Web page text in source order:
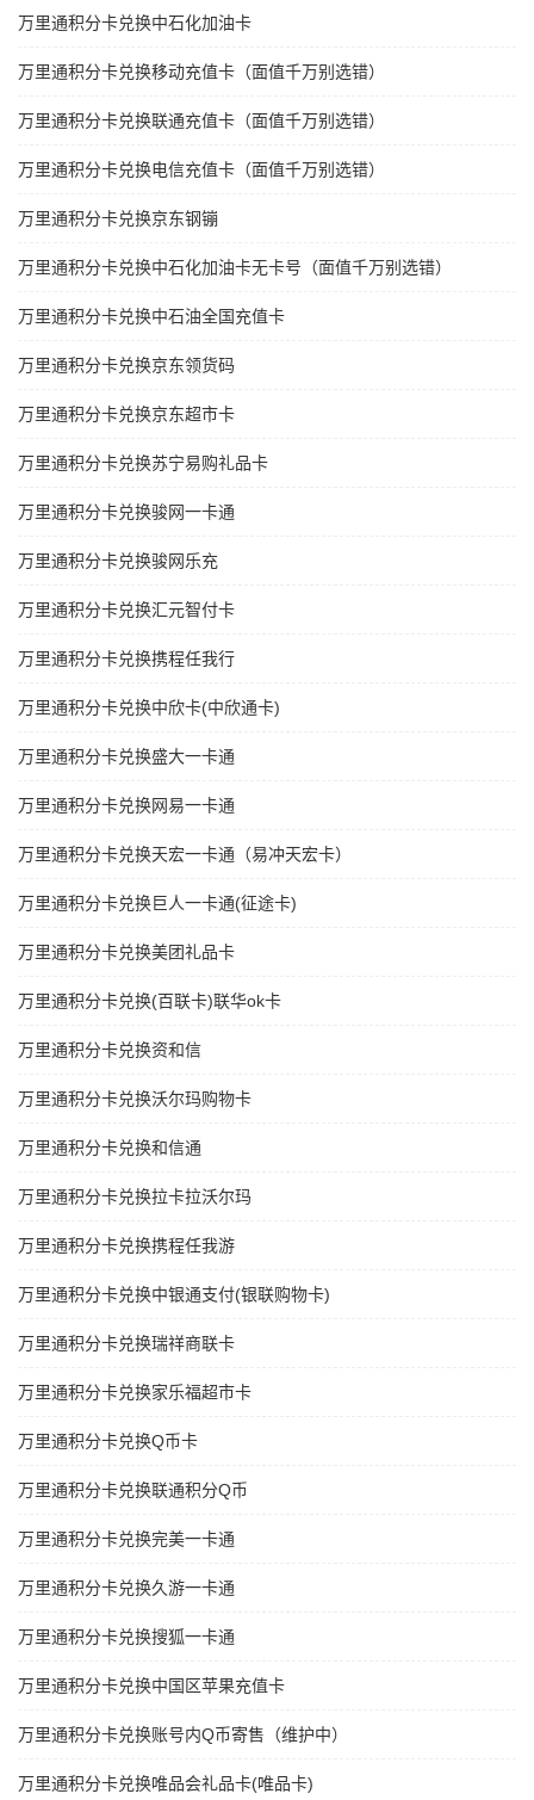
万里通积分卡兑换中石化加油卡
万里通积分卡兑换移动充值卡（面值千万别选错）
万里通积分卡兑换联通充值卡（面值千万别选错）
万里通积分卡兑换电信充值卡（面值千万别选错）
万里通积分卡兑换京东钢镚
万里通积分卡兑换中石化加油卡无卡号（面值千万别选错）
万里通积分卡兑换中石油全国充值卡
万里通积分卡兑换京东领货码
万里通积分卡兑换京东超市卡
万里通积分卡兑换苏宁易购礼品卡
万里通积分卡兑换骏网一卡通
万里通积分卡兑换骏网乐充
万里通积分卡兑换汇元智付卡
万里通积分卡兑换携程任我行
万里通积分卡兑换中欣卡(中欣通卡)
万里通积分卡兑换盛大一卡通
万里通积分卡兑换网易一卡通
万里通积分卡兑换天宏一卡通（易冲天宏卡）
万里通积分卡兑换巨人一卡通(征途卡)
万里通积分卡兑换美团礼品卡
万里通积分卡兑换(百联卡)联华ok卡
万里通积分卡兑换资和信
万里通积分卡兑换沃尔玛购物卡
万里通积分卡兑换和信通
万里通积分卡兑换拉卡拉沃尔玛
万里通积分卡兑换携程任我游
万里通积分卡兑换中银通支付(银联购物卡)
万里通积分卡兑换瑞祥商联卡
万里通积分卡兑换家乐福超市卡
万里通积分卡兑换Q币卡
万里通积分卡兑换联通积分Q币
万里通积分卡兑换完美一卡通
万里通积分卡兑换久游一卡通
万里通积分卡兑换搜狐一卡通
万里通积分卡兑换中国区苹果充值卡
万里通积分卡兑换账号内Q币寄售（维护中）
万里通积分卡兑换唯品会礼品卡(唯品卡)